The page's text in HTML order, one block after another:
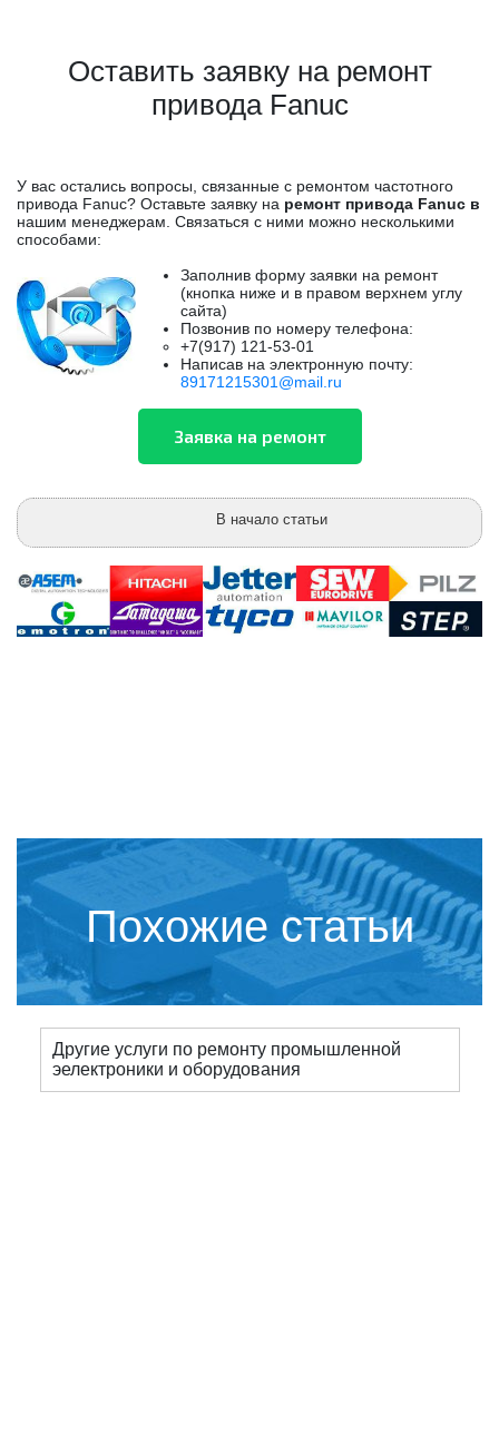
Оставить заявку на ремонт
привода Fanuc
У вас остались вопросы, связанные с ремонтом частотного
привода Fanuc? Оставьте заявку на ремонт привода Fanuc в
нашим менеджерам. Связаться с ними можно несколькими
способами:
Заполнив форму заявки на ремонт
(кнопка ниже и в правом верхнем углу
сайта)
Позвонив по номеру телефона:
+7(917) 121-53-01
Написав на электронную почту:
89171215301@mail.ru
В начало статьи
Похожие статьи
Другие услуги по ремонту промышленной
эелектроники и оборудования